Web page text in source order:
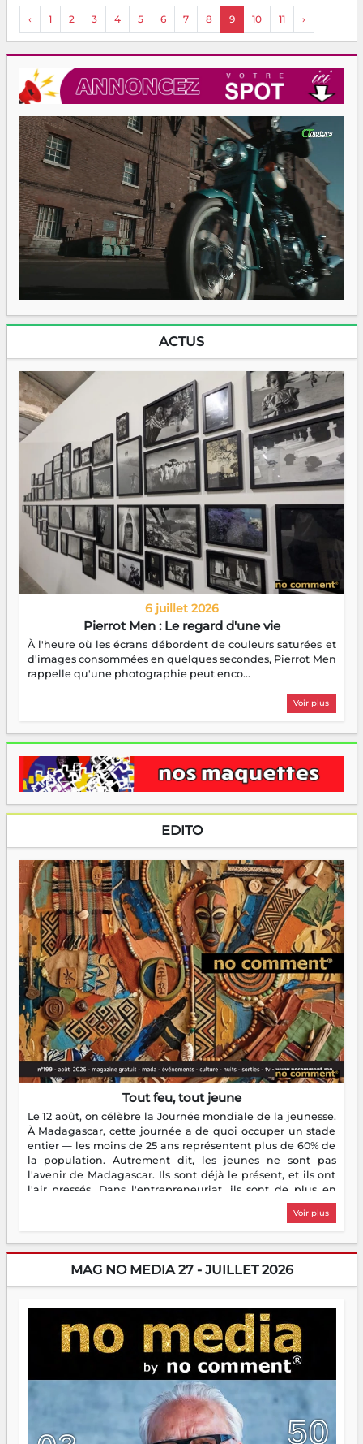
‹ 1 2 3 4 5 6 7 8 9 10 11 ›
ACTUS
6 juillet 2026
Pierrot Men : Le regard d'une vie
À l'heure où les écrans débordent de couleurs saturées et
d'images consommées en quelques secondes, Pierrot Men
rappelle qu'une photographie peut enco...
Voir plus
EDITO
Tout feu, tout jeune
Le 12 août, on célèbre la Journée mondiale de la jeunesse.
À Madagascar, cette journée a de quoi occuper un stade
entier — les moins de 25 ans représentent plus de 60% de
la population. Autrement dit, les jeunes ne sont pas
l'avenir de Madagascar. Ils sont déjà le présent, et ils ont
l'air pressés. Dans l'entrepreneuriat, ils sont de plus en
plus nombreux à se lancer, à créer, à risquer — souvent
sans filet, souvent sans aide, mais toujours avec cette
dorment vraiment la nuit. En culture, les nouvelles sont
encore meilleures. Aina Rasamoelina vient de décrocher le
Prix RFI Instrumental Afrique. Miangaly Elia rafle le Prix
jeunes qui tiennent la torche. Alors oui, on pourrait
s'arrêter là, applaudir et rentrer chez soi satisfait. Mais ce
serait passer à côté d'une chose essentielle. La fougue, ça
brûle fort — et parfois, ça brûle vite. Une flamme sans
direction peut éclairer autant qu'elle peut consumer. C'est
là que les aînés entrent en scène — pas pour reprendre le
gouvernail, mais pour montrer où sont les récifs. Les jeunes
ont la force, les vieux ont l'expérience, comme on dit. Ce
n'est pas un combat de générations — c'est une question
d'équipage. Partagez vos réussites, mais aussi vos échecs.
Voir plus
MAG NO MEDIA 27 - JUILLET 2026